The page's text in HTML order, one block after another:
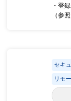
・登
（参
セキ
リモ